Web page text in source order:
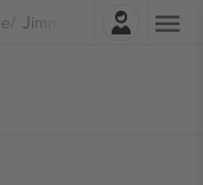
Jimmy Carr